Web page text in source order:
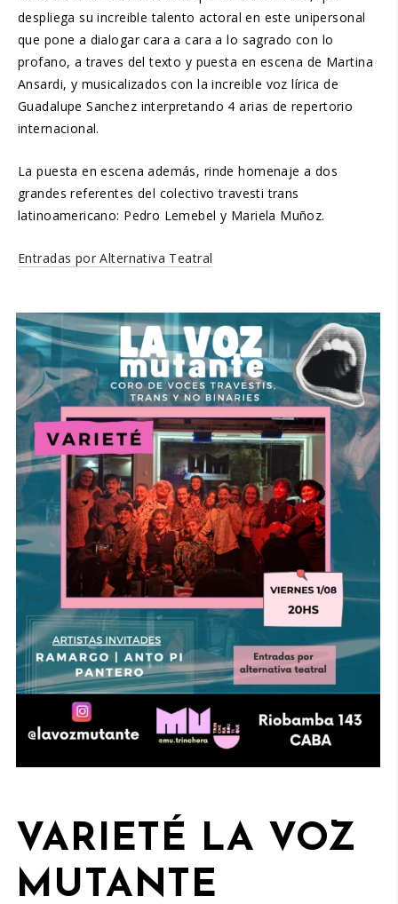
despliega su increible talento actoral en este unipersonal
que pone a dialogar cara a cara a lo sagrado con lo
profano, a traves del texto y puesta en escena de Martina
Ansardi, y musicalizados con la increible voz lírica de
Guadalupe Sanchez interpretando 4 arias de repertorio
internacional.
La puesta en escena además, rinde homenaje a dos
grandes referentes del colectivo travesti trans
latinoamericano: Pedro Lemebel y Mariela Muñoz.
Entradas por Alternativa Teatral
VARIETÉ LA VOZ
MUTANTE